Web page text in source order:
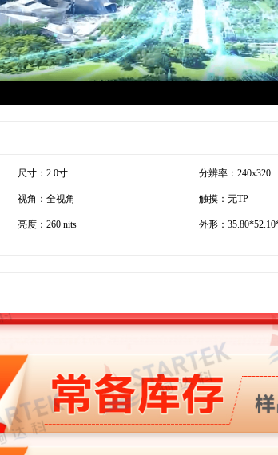
尺寸：2.0寸 分辨率：240x320
视角：全视角 触摸：无TP
亮度：260 nits 外形：